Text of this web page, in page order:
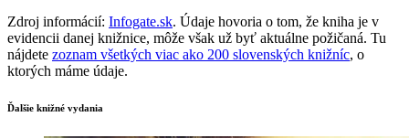
Zdroj informácií: Infogate.sk. Údaje hovoria o tom, že kniha je v
evidencii danej knižnice, môže však už byť aktuálne požičaná. Tu
nájdete zoznam všetkých viac ako 200 slovenských knižníc, o
ktorých máme údaje.
Ďalšie knižné vydania